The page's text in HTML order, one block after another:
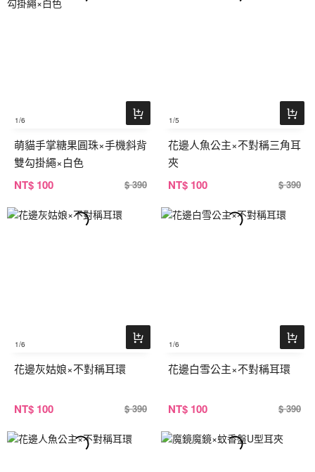
1/6
萌貓手掌糖果圓珠×手機斜背
雙勾掛繩×白色
NT$ 100 $ 390
1/5
花邊人魚公主×不對稱三角耳
夾
NT$ 100 $ 390
1/6
花邊灰姑娘×不對稱耳環
NT$ 100 $ 390
1/6
花邊白雪公主×不對稱耳環
NT$ 100 $ 390